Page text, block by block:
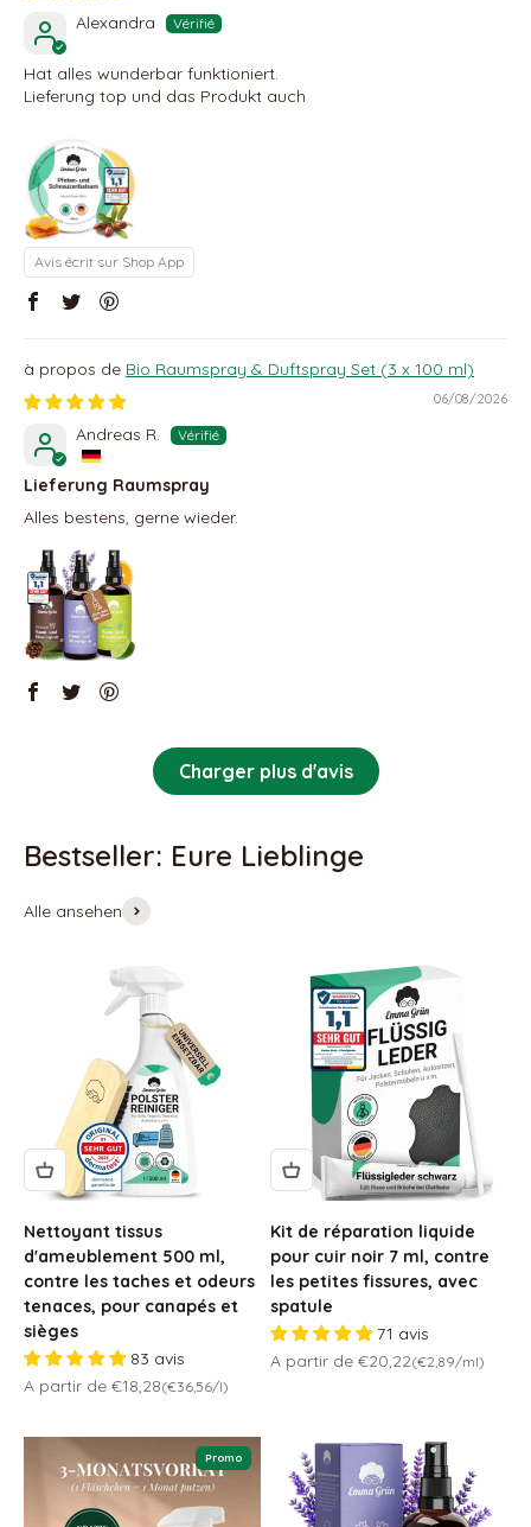
Alexandra
Hat alles wunderbar funktioniert.
Lieferung top und das Produkt auch
Avis écrit sur Shop App
Bio Raumspray & Duftspray Set (3 x 100 ml)
06/08/2026
Andreas R.
Lieferung Raumspray
Alles bestens, gerne wieder.
Charger plus d'avis
Alle ansehen
Nettoyant tissus
d'ameublement 500 ml,
contre les taches et odeurs
tenaces, pour canapés et
sièges
83 avis
Prix de vente
A partir de €18,28(€36,56/l)
Kit de réparation liquide
pour cuir noir 7 ml, contre
les petites fissures, avec
spatule
71 avis
Prix de vente
A partir de €20,22(€2,89/ml)
Promo